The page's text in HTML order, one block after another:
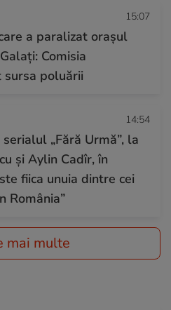
15:07
a paralizat orașul
Comisia
sursa poluării
14:54
„Fără Urmă”, la
și Aylin Cadîr, în
fiica unuia dintre cei
România”
mai multe